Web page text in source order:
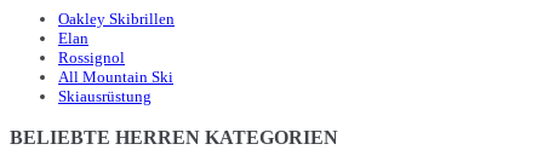
Oakley Skibrillen
Elan
Rossignol
All Mountain Ski
Skiausrüstung
BELIEBTE HERREN KATEGORIEN